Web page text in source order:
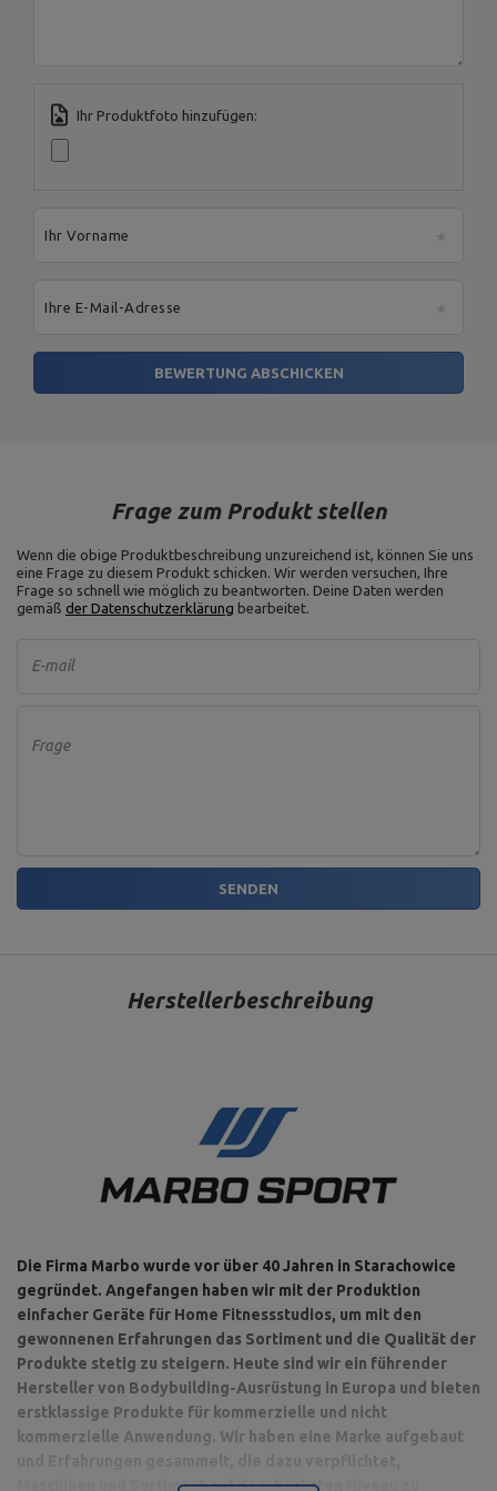
Ihr Produktfoto hinzufügen:
Ihr Vorname
Ihre E-Mail-Adresse
BEWERTUNG ABSCHICKEN
Frage zum Produkt stellen
Wenn die obige Produktbeschreibung unzureichend ist, können Sie uns
eine Frage zu diesem Produkt schicken. Wir werden versuchen, Ihre
Frage so schnell wie möglich zu beantworten. Deine Daten werden
gemäß der Datenschutzerklärung bearbeitet.
E-mail
Frage
SENDEN
Herstellerbeschreibung
Die Firma Marbo wurde vor über 40 Jahren in Starachowice
gegründet. Angefangen haben wir mit der Produktion
einfacher Geräte für Home Fitnessstudios, um mit den
gewonnenen Erfahrungen das Sortiment und die Qualität der
Produkte stetig zu steigern. Heute sind wir ein führender
Hersteller von Bodybuilding-Ausrüstung in Europa und bieten
erstklassige Produkte für kommerzielle und nicht
kommerzielle Anwendung. Wir haben eine Marke aufgebaut
Maschinen und Sortiment auf dem höchsten Niveau zu